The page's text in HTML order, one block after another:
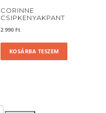
CORINNE
CSIPKENYAKPANT
2 990 Ft
KOSÁRBA TESZEM